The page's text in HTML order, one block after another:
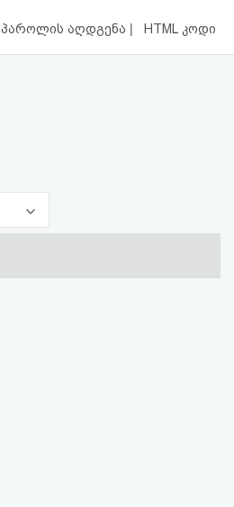
პაროლის აღდგენა | HTML კოდი